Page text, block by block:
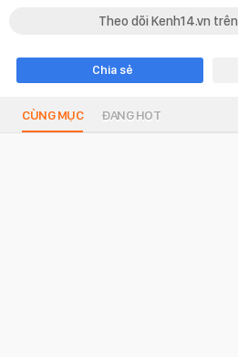
Theo dõi Kenh14.vn trên
Chia sẻ
CÙNG MỤC ĐANG HOT